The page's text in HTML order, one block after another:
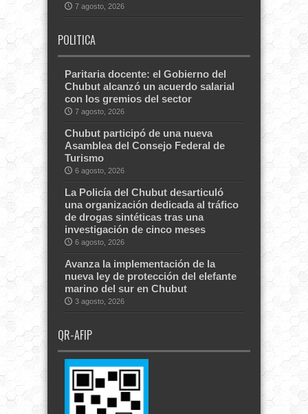
7 agosto, 2026
POLITICA
Paritaria docente: el Gobierno del
Chubut alcanzó un acuerdo salarial
con los gremios del sector
7 agosto, 2026
Chubut participó de una nueva
Asamblea del Consejo Federal de
Turismo
6 agosto, 2026
La Policía del Chubut desarticuló
una organización dedicada al tráfico
de drogas sintéticas tras una
investigación de cinco meses
6 agosto, 2026
Avanza la implementación de la
nueva ley de protección del elefante
marino del sur en Chubut
3 agosto, 2026
QR-AFIP